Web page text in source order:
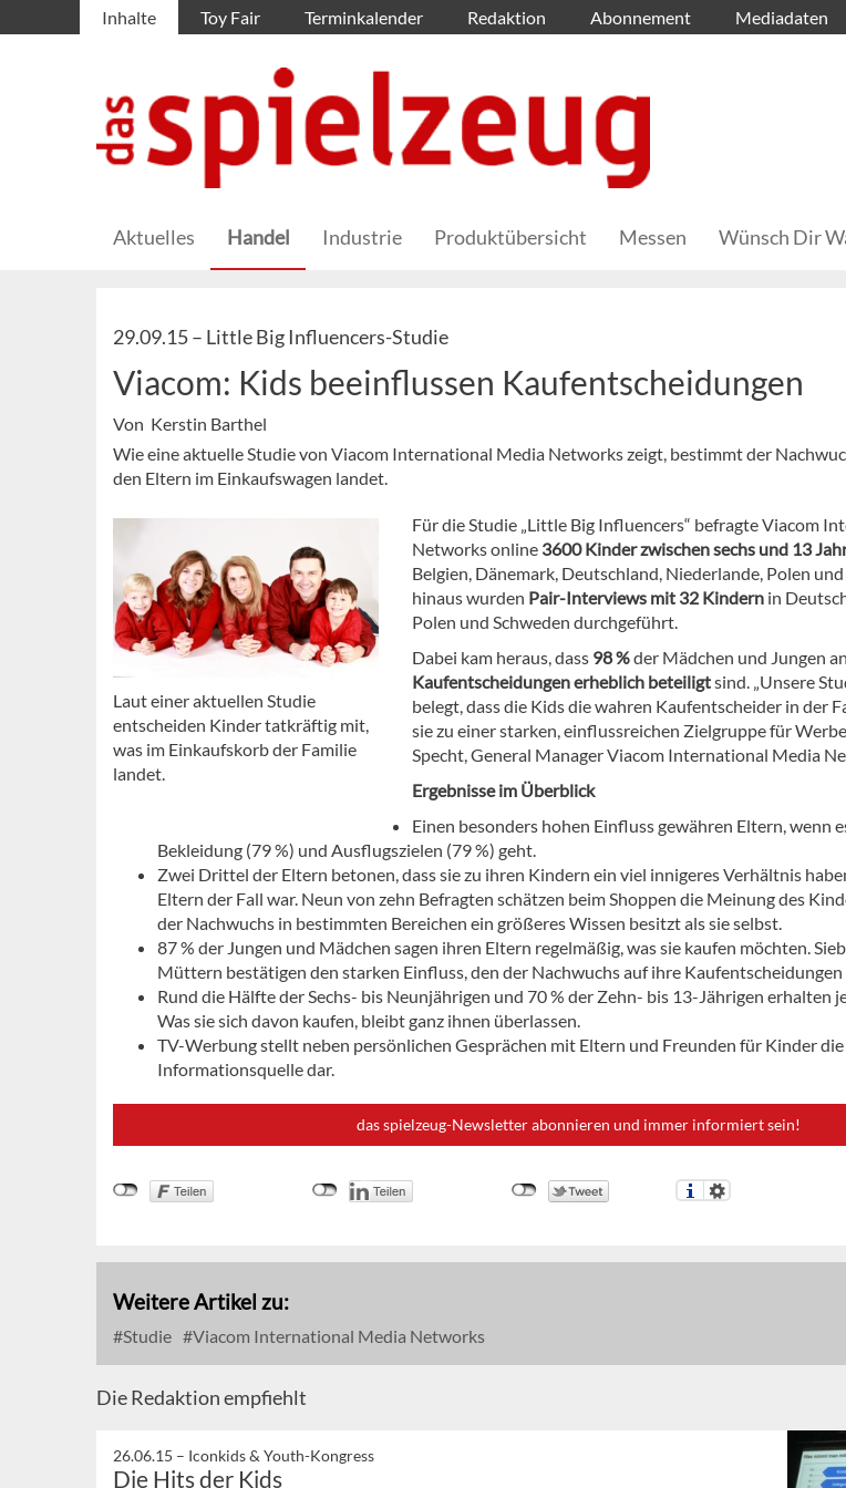
Inhalte Toy Fair Terminkalender Redaktion Abonnement Mediadaten
Aktuelles Handel Industrie Produktübersicht Messen Wünsch Dir
29.09.15 – Little Big Influencers-Studie
Viacom: Kids beeinflussen Kaufentscheidungen
Von Kerstin Barthel
Wie eine aktuelle Studie von Viacom International Media Networks zeigt, bestimmt der
den Eltern im Einkaufswagen landet.
Laut einer aktuellen Studie
entscheiden Kinder tatkräftig mit,
was im Einkaufskorb der Familie
landet.
Für die Studie „Little Big Influencers“ befragte Viacom
Networks online 3600 Kinder zwischen sechs und 13
Belgien, Dänemark, Deutschland, Niederlande, Polen
hinaus wurden Pair-Interviews mit 32 Kindern in
Polen und Schweden durchgeführt.
Dabei kam heraus, dass 98 %der Mädchen und Jungen
Kaufentscheidungen erheblich beteiligtsind. „Unsere
belegt, dass die Kids die wahren Kaufentscheider in der
sie zu einer starken, einflussreichen Zielgruppe für
Specht, General Manager Viacom International Media
Ergebnisse im Überblick
Einen besonders hohen Einfluss gewähren Eltern, wenn
Bekleidung (79 %) und Ausflugszielen (79 %) geht.
Zwei Drittel der Eltern betonen, dass sie zu ihren Kindern ein viel innigeres Verhältnis
Eltern der Fall war. Neun von zehn Befragten schätzen beim Shoppen die Meinung des
der Nachwuchs in bestimmten Bereichen ein größeres Wissen besitzt als sie selbst.
87 % der Jungen und Mädchen sagen ihren Eltern regelmäßig, was sie kaufen möchten.
Müttern bestätigen den starken Einfluss, den der Nachwuchs auf ihre
Rund die Hälfte der Sechs- bis Neunjährigen und 70 % der Zehn- bis 13-Jährigen erhalten
Was sie sich davon kaufen, bleibt ganz ihnen überlassen.
TV-Werbung stellt neben persönlichen Gesprächen mit Eltern und Freunden für Kinder
Informationsquelle dar.
das spielzeug-Newsletter abonnieren und immer informiert sein!
Weitere Artikel zu:
Studie Viacom International Media Networks
Die Redaktion empfiehlt
26.06.15 – Iconkids & Youth-Kongress
Die Hits der Kids